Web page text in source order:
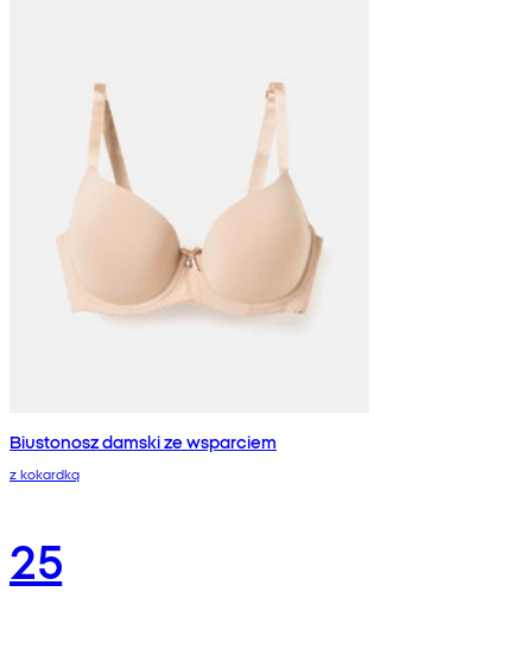
Biustonosz damski ze wsparciem
z kokardką
25